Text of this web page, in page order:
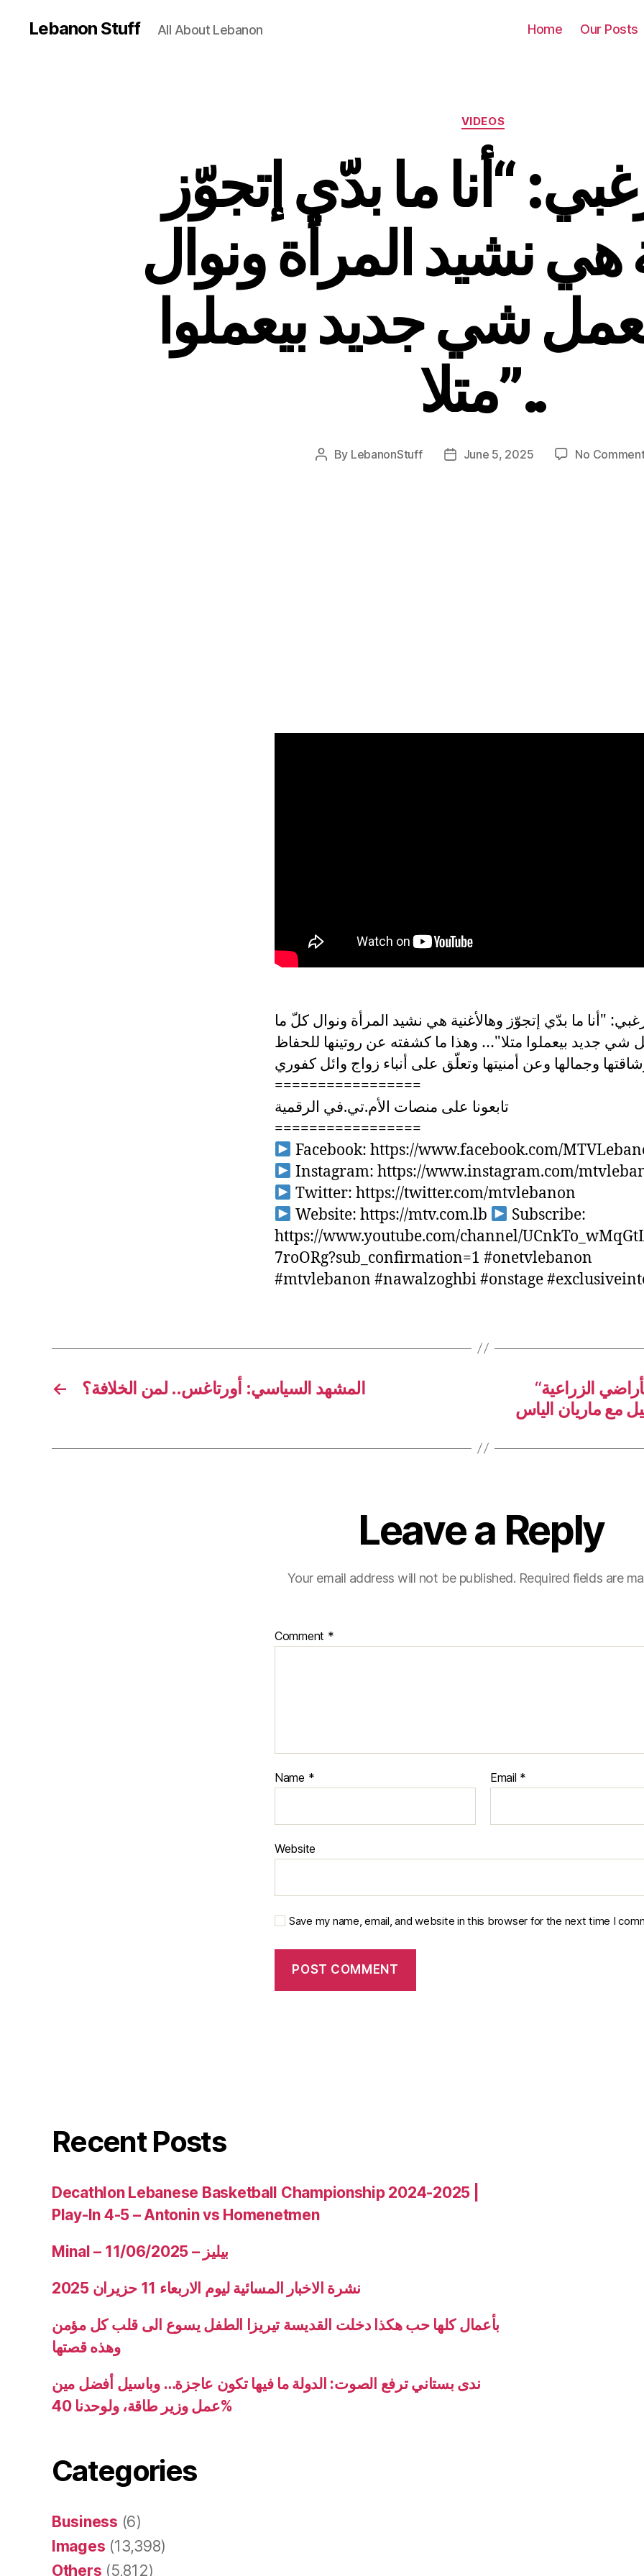
Lebanon Stuff All About Lebanon Home Our Posts
Categories
VIDEOS
“أنا ما بدّي إتجوّز
هي نشيد المرأة ونوال
شي جديد بيعملوا
متلا”..
Post
By LebanonStuff
PostJune 5, 2025 No
"أنا ما بدّي إتجوّز وهالأغنية هي نشيد المرأة ونوال كلّ ما
شي جديد بيعملوا متلا"… وهذا ما كشفته عن روتينها للحفاظ
وجمالها وعن أمنيتها وتعلّق على أنباء زواج وائل كفوري
=================
تابعونا على منصات الأم.تي.في الرقمية
=================
Facebook: https://www.facebook.com/
Instagram: https://www.instagram.com/
Twitter: https://twitter.com/mtvlebanon
Website: https://mtv.com.lb
Subscribe:
https://www.youtube.com/channel/
7roORg?sub_confirmation=1 #onetvlebanon
#mtvlebanon #nawalzoghbi #onstage
← المشهد السياسي: أورتاغس.. لمن الخلافة؟
“جيل مش قليل” يعالج مشكلة تلوث الأراضي الزراعية
مع ماريان الياس
Leave a Reply
Your email address will not be published. Required fields are
Comment *
Name * Email *
Website
Save my name, email, and website in this browser for the next time I
Recent Posts
Decathlon Lebanese Basketball Championship 2024-2025 |
Play-In 4-5 – Antonin vs Homenetmen
Minal – 11/06/2025 – بيليز
نشرة الاخبار المسائية ليوم الاربعاء 11 حزيران 2025
بأعمال كلها حب هكذا دخلت القديسة تيريزا الطفل يسوع الى قلب كل مؤمن
وهذه قصتها
ندى بستاني ترفع الصوت: الدولة ما فيها تكون عاجزة… وباسيل أفضل مين
عمل وزير طاقة، ولوحدنا 40%
Categories
Business (6)
Images (13,398)
Others (5,812)